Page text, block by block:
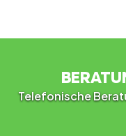
Telefonische